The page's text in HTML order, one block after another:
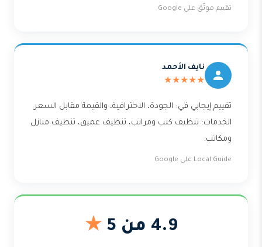
تقييم موثّق على Google
نايف الأحمد
★★★★★
تقييم إيجابي في: الجودة، الاحترافية، والقيمة مقابل السعر.
الخدمات: تنظيف كنب ومراتب، تنظيف عميق، تنظيف منازل
ومكاتب.
Local Guide على Google
4.9 من 5 ★